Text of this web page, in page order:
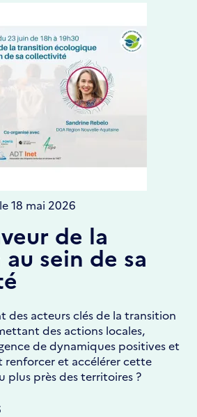
18 mai 2026
de la
sein de sa
des acteurs clés de la transition
des actions locales,
de dynamiques positives et
renforcer et accélérer cette
plus près des territoires ?